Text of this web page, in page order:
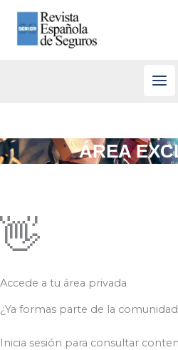
ÁREA
👋
Accede a tu área privada
¿Ya formas parte de la
Inicia sesión para consultar